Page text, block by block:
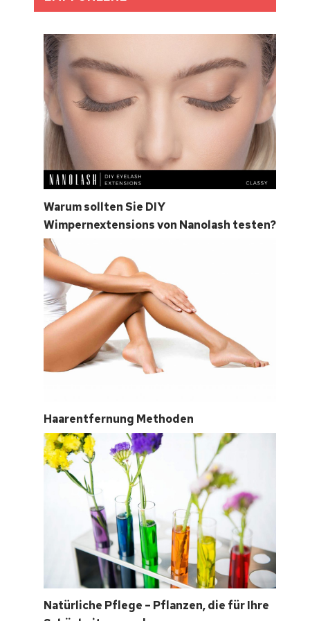
Warum sollten Sie DIY
Wimpernextensions von Nanolash testen?
Haarentfernung Methoden
Natürliche Pflege – Pflanzen, die für Ihre